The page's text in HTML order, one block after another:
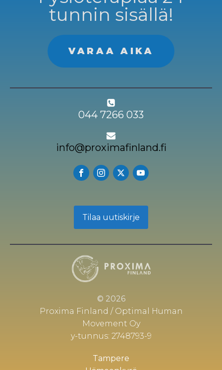
tunnin sisällä!
VARAA AIKA
044 7266 033
info@proximafinland.fi
Tilaa uutiskirje
© 2026
Proxima Finland / Optimal Human
Movement Oy
y-tunnus: 2748793-9
Tampere